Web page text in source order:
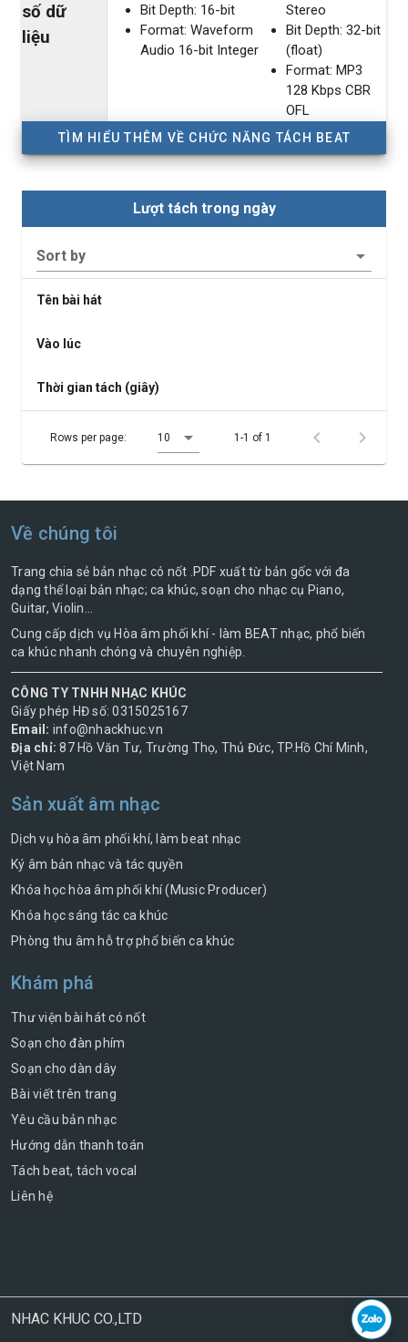
số dữ
liệu
Bit Depth: 16-bit
Format: Waveform
Audio 16-bit Integer
Stereo
Bit Depth: 32-bit
(float)
Format: MP3
128 Kbps CBR
OFL
TÌM HIỂU THÊM VỀ CHỨC NĂNG TÁCH BEAT
Lượt tách trong ngày
Sort by
Tên bài hát
Vào lúc
Thời gian tách (giây)
Rows per page: 10 1-1 of 1
Về chúng tôi
Trang chia sẻ bản nhạc có nốt .PDF xuất từ bản gốc với đa
dạng thể loại bản nhạc; ca khúc, soạn cho nhạc cụ Piano,
Guitar, Violin...
Cung cấp dịch vụ Hòa âm phối khí - làm BEAT nhạc, phổ biến
ca khúc nhanh chóng và chuyên nghiệp.
CÔNG TY TNHH NHẠC KHÚC
Giấy phép HĐ số: 0315025167
Email: info@nhackhuc.vn
Địa chỉ: 87 Hồ Văn Tư, Trường Thọ, Thủ Đức, TP.Hồ Chí Minh,
Việt Nam
Sản xuất âm nhạc
Dịch vụ hòa âm phối khí, làm beat nhạc
Ký âm bản nhạc và tác quyền
Khóa học hòa âm phối khí (Music Producer)
Khóa học sáng tác ca khúc
Phòng thu âm hỗ trợ phổ biến ca khúc
Khám phá
Thư viện bài hát có nốt
Soạn cho đàn phím
Soạn cho dàn dây
Bài viết trên trang
Yêu cầu bản nhạc
Hướng dẫn thanh toán
Tách beat, tách vocal
Liên hệ
NHAC KHUC CO.,LTD